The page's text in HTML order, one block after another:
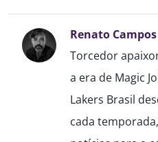
Renato Campos
Torcedor
a era de Magic
Lakers Brasil
cada